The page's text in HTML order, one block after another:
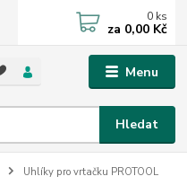
Menu
Hledat
0 ks
za 0,00 Kč
Uhlíky pro vrtačku PROTOOL